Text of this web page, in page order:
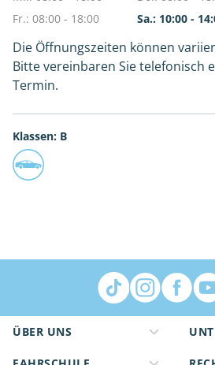
Fr.: 08:00 - 18:00
Sa.: 10:00 -
Die Öffnungszeiten können
Bitte vereinbaren Sie telefonisch
Termin.
Klassen: B
ÜBER UNS